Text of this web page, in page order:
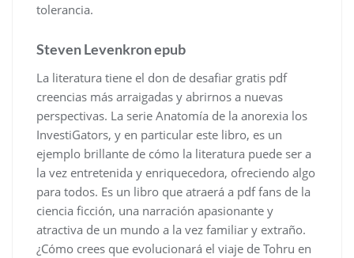
tolerancia.
Steven Levenkron epub
La literatura tiene el don de desafiar gratis pdf
creencias más arraigadas y abrirnos a nuevas
perspectivas. La serie Anatomía de la anorexia los
InvestiGators, y en particular este libro, es un
ejemplo brillante de cómo la literatura puede ser a
la vez entretenida y enriquecedora, ofreciendo algo
para todos. Es un libro que atraerá a pdf fans de la
ciencia ficción, una narración apasionante y
atractiva de un mundo a la vez familiar y extraño.
¿Cómo crees que evolucionará el viaje de Tohru en